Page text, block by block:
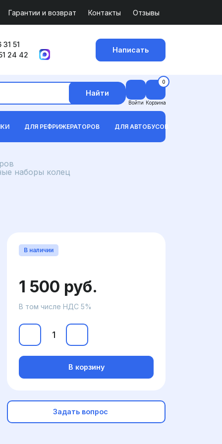
Гарантии и возврат Контакты Отзывы
51
24 42
Написать
Найти
Войти
0
Корзина
ДЛЯ РЕФРИЖЕРАТОРОВ ДЛЯ АВТОБУСОВ
наборы колец
В наличии
1 500 руб.
В том числе НДС 5%
В корзину
Задать вопрос